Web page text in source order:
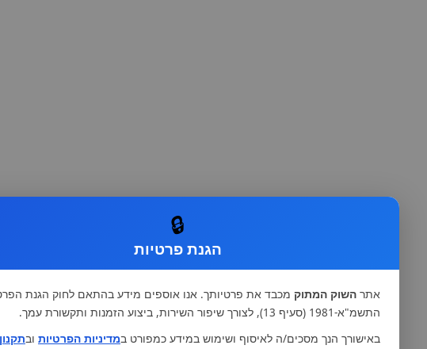
🔒
הגנת פרטיות
אתר השוק המתוק מכבד את פרטיותך. אנו אוספים מידע בהתאם לחוק הגנת
התשמ"א-1981 (סעיף 13), לצורך שיפור השירות, ביצוע הזמנות ותקשורת עמך.
באישורך הנך מסכים/ה לאיסוף ושימוש במידע כמפורט במדיניות הפרטיות ובתקנון